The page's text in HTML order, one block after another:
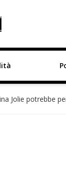
Jolie potrebbe